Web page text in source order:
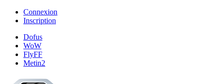
Connexion
Inscription
Dofus
WoW
FlyFF
Metin2